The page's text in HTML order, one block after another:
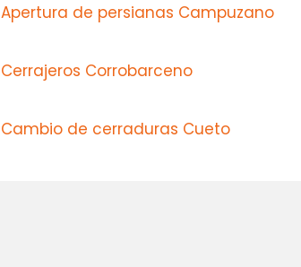
Apertura de persianas Campuzano
Cerrajeros Corrobarceno
Cambio de cerraduras Cueto